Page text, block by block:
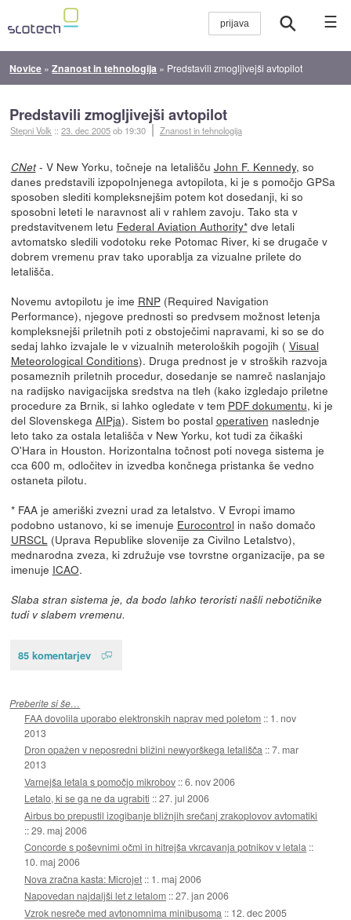
☰
Novice »Znanost in tehnologija » Predstavili zmogljivejši avtopilot
Predstavili zmogljivejši avtopilot
Stepni Volk ::23. dec 2005ob 19:30 Znanost in tehnologija
CNet- V New Yorku, točneje na letališču John F. Kennedy, so
danes predstavili izpopolnjenega avtopilota, ki je s pomočjo GPSa
sposoben slediti kompleksnejšim potem kot dosedanji, ki so
sposobni leteti le naravnost ali v rahlem zavoju. Tako sta v
predstavitvenem letu Federal Aviation Authority*dve letali
avtomatsko sledili vodotoku reke Potomac River, ki se drugače v
dobrem vremenu prav tako uporablja za vizualne prilete do
letališča.
Novemu avtopilotu je ime RNP(Required Navigation
Performance), njegove prednosti so predvsem možnost letenja
kompleksnejši priletnih poti z obstoječimi napravami, ki so se do
sedaj lahko izvajale le v vizualnih meteroloških pogojih ( Visual
Meteorological Conditions). Druga prednost je v stroških razvoja
posameznih priletnih procedur, dosedanje se namreč naslanjajo
na radijsko navigacijska sredstva na tleh (kako izgledajo priletne
procedure za Brnik, si lahko ogledate v tem PDF dokumentu, ki je
del Slovenskega AIPja). Sistem bo postal operativen naslednje
leto tako za ostala letališča v New Yorku, kot tudi za čikaški
O'Hara in Houston. Horizontalna točnost poti novega sistema je
cca 600 m, odločitev in izvedba končnega pristanka še vedno
ostaneta pilotu.
* FAA je ameriški zvezni urad za letalstvo. V Evropi imamo
podobno ustanovo, ki se imenuje Eurocontrol in našo domačo
URSCL (Uprava Republike slovenije za Civilno Letalstvo),
mednarodna zveza, ki združuje vse tovrstne organizacije, pa se
imenuje ICAO.
Slaba stran sistema je, da bodo lahko teroristi našli nebotičnike
tudi v slabem vremenu.
85 komentarjev
Preberite si še…
FAA dovolila uporabo elektronskih naprav med poletom :: 1. nov
2013
Dron opažen v neposredni bližini newyorškega letališča ::7. mar
2013
Varnejša letala s pomočjo mikrobov ::6. nov 2006
Letalo, ki se ga ne da ugrabiti ::27. jul 2006
Airbus bo prepustil izogibanje bližnjih srečanj zrakoplovov avtomatiki
::29. maj 2006
Concorde s poševnimi očmi in hitrejša vkrcavanja potnikov v letala ::
10. maj 2006
Nova zračna kasta: Microjet :: 1. maj 2006
Napovedan najdaljši let z letalom ::27. jan 2006
Vzrok nesreče med avtonomnima minibusoma :: 12. dec 2005